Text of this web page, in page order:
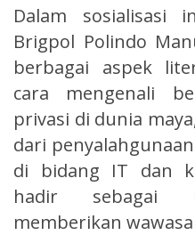
Dalam sosialisasi
Brigpol Polindo
berbagai aspek
cara mengenali
privasi di dunia
dari
di bidang IT dan
hadir sebagai
memberikan